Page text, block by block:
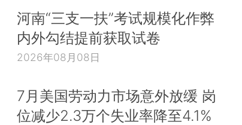
河南“三支一扶”考试规模化作弊
内外勾结提前获取试卷
2026年08月08日
7月美国劳动力市场意外放缓 岗
位减少2.3万个失业率降至4.1%